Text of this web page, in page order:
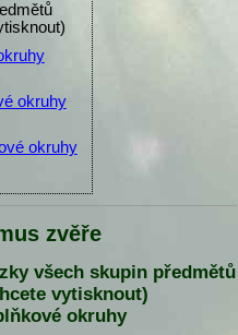
okruhy
okruhy
zvěře
všech skupin předmětů
vytisknout)
okruhy